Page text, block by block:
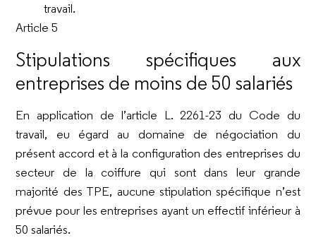
travail.
Article 5
Stipulations spécifiques aux
entreprises de moins de 50 salariés
En application de l’article L. 2261-23 du Code du
travail, eu égard au domaine de négociation du
présent accord et à la configuration des entreprises du
secteur de la coiffure qui sont dans leur grande
majorité des TPE, aucune stipulation spécifique n’est
prévue pour les entreprises ayant un effectif inférieur à
50 salariés.